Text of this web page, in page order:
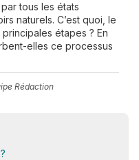
tous les états
naturels. C’est quoi, le
étapes ? En
elles ce processus
Rédaction